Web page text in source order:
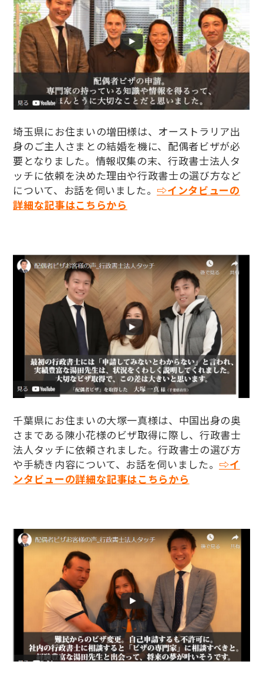
埼玉県にお住まいの増田様は、オーストラリア出
身のご主人さまとの結婚を機に、配偶者ビザが必
要となりました。情報収集の末、行政書士法人タ
ッチに依頼を決めた理由や行政書士の選び方など
について、お話を伺いました。 ⇨インタビューの
詳細な記事はこちらから
千葉県にお住まいの大塚一真様は、中国出身の奥
さまである陳小花様のビザ取得に際し、行政書士
法人タッチに依頼されました。行政書士の選び方
や手続き内容について、お話を伺いました。 ⇨イ
ンタビューの詳細な記事はこちらから